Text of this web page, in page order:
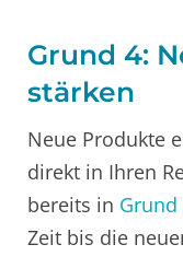
Grund 4:
stärken
Neue Produkte
direkt in Ihren
bereits in Grund
Zeit bis die